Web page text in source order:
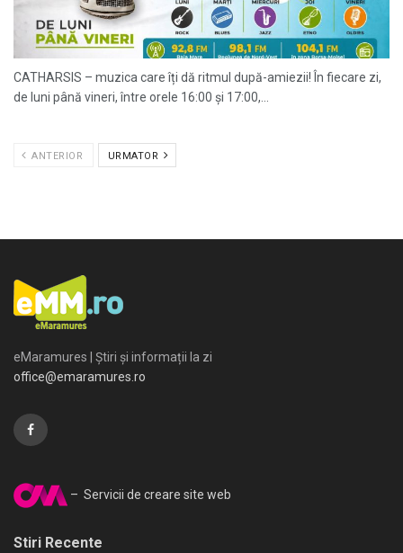
CATHARSIS – muzica care îți dă ritmul după-amiezii! În fiecare zi,
de luni până vineri, între orele 16:00 și 17:00,...
ANTERIOR URMATOR
eMaramures | Știri și informații la zi
office@emaramures.ro
– Servicii de creare site web
Stiri Recente